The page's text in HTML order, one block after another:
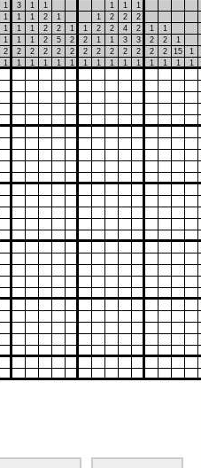
1 3 1 1 1 1
1
1 1 1 2 1 1 2 2
2
1 1 1 2 2 1 1 2 2 4 2 1
1
1 1 1 2 5 2 2 1 1 3 3 2 2
1
2 2 2 2 2 2 2 2 2 2 2 2 2 15 1
1 1 1 1 1 1 1 1 1 1 1 1 1 1 1